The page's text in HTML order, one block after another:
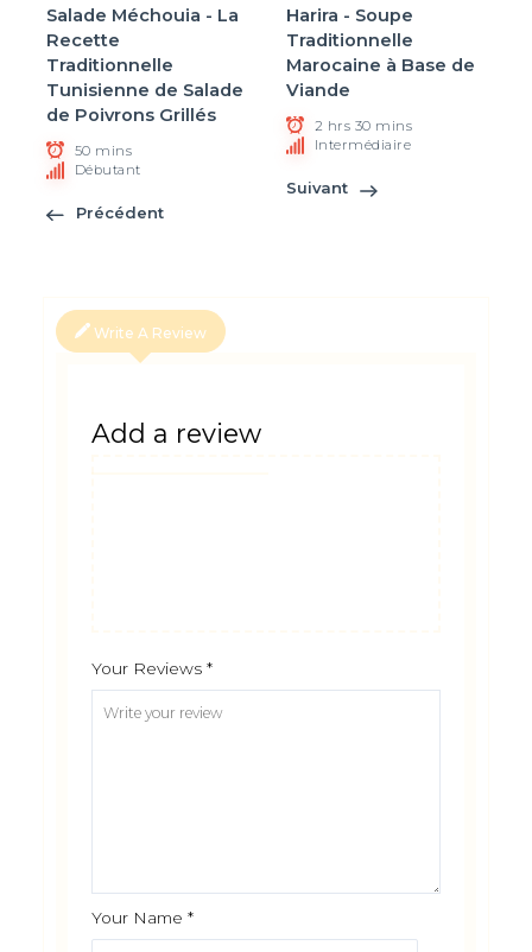
Salade Méchouia - La
Recette
Traditionnelle
Tunisienne de Salade
de Poivrons Grillés
50 mins
Débutant
Précédent
Harira - Soupe
Traditionnelle
Marocaine à Base de
Viande
2 hrs 30 mins
Intermédiaire
Suivant
Write A Review
Add a review
Your Reviews*
Your Name*